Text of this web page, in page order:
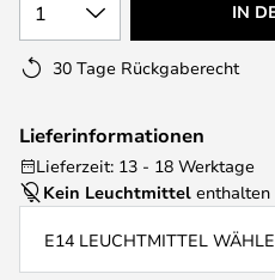
1 IN
30 Tage Rückgaberecht
Lieferinformationen
Lieferzeit: 13 - 18 Werktage
Kein Leuchtmittel enthalten
E14 LEUCHTMITTEL